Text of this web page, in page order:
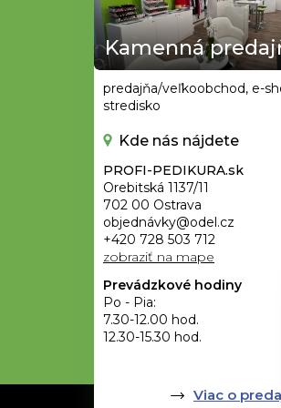
Kamenná
predajňa/veľkoobchod, e-
stredisko
Kde nás nájdete
PROFI-PEDIKURA.sk
Orebitská 1137/11
702 00 Ostrava
objednávky@odel.cz
+420 728 503 712
zobraziť na mape
Prevádzkové hodiny
Po - Pia:
7.30-12.00 hod.
12.30-15.30 hod.
Viac o